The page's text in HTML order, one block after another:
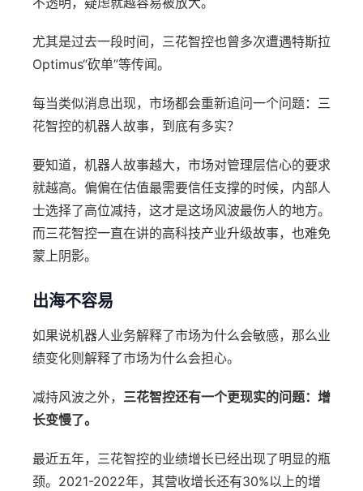
尤其是过去一段时间，三花智控也曾多次遭遇特斯拉
Optimus“砍单”等传闻。
每当类似消息出现，市场都会重新追问一个问题：三
花智控的机器人故事，到底有多实？
要知道，机器人故事越大，市场对管理层信心的要求
就越高。偏偏在估值最需要信任支撑的时候，内部人
士选择了高位减持，这才是这场风波最伤人的地方。
而三花智控一直在讲的高科技产业升级故事，也难免
蒙上阴影。
出海不容易
如果说机器人业务解释了市场为什么会敏感，那么业
绩变化则解释了市场为什么会担心。
减持风波之外， 三花智控还有一个更现实的问题：增
长变慢了。
最近五年，三花智控的业绩增长已经出现了明显的瓶
颈。2021-2022年，其营收增长还有30%以上的增